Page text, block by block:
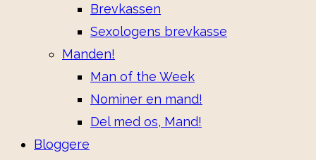
Brevkassen
Sexologens brevkasse
Manden!
Man of the Week
Nominer en mand!
Del med os, Mand!
Bloggere